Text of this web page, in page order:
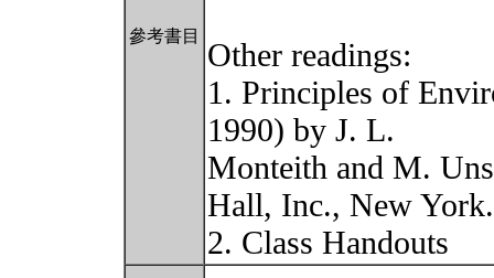
參考書目
Other readings:
1. Principles of
1990) by J. L.
Monteith and M.
Hall, Inc., New York.
2. Class Handouts